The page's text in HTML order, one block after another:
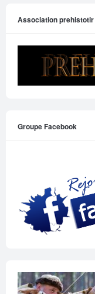
Association prehistotir
Groupe Facebook